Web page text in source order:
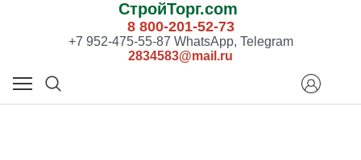
СтройТорг.com
8 800-201-52-73
+7 952-475-55-87 WhatsApp, Telegram
2834583@mail.ru